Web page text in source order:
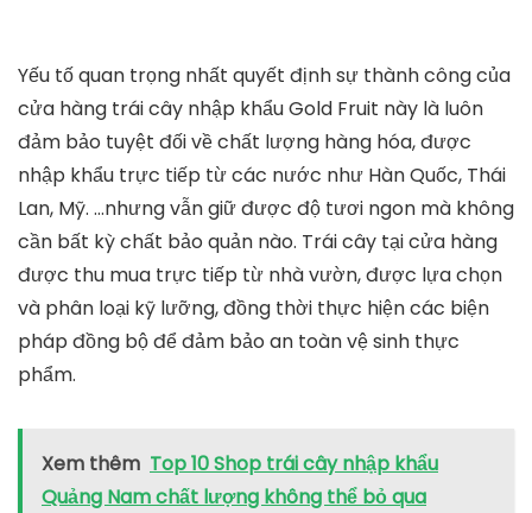
Yếu tố quan trọng nhất quyết định sự thành công của
cửa hàng trái cây nhập khẩu Gold Fruit này là luôn
đảm bảo tuyệt đối về chất lượng hàng hóa, được
nhập khẩu trực tiếp từ các nước như Hàn Quốc, Thái
Lan, Mỹ. …nhưng vẫn giữ được độ tươi ngon mà không
cần bất kỳ chất bảo quản nào. Trái cây tại cửa hàng
được thu mua trực tiếp từ nhà vườn, được lựa chọn
và phân loại kỹ lưỡng, đồng thời thực hiện các biện
pháp đồng bộ để đảm bảo an toàn vệ sinh thực
phẩm.
Xem thêm Top 10 Shop trái cây nhập khẩu
Quảng Nam chất lượng không thể bỏ qua